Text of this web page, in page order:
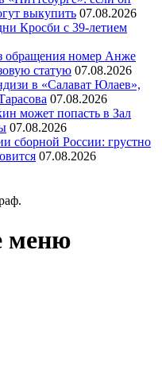
выкупить 07.08.2026
Кросби с 39-летием
обращения номер Анже
статую 07.08.2026
в «Салават Юлаев»,
07.08.2026
может попасть в Зал
07.08.2026
сборной России: грустно
07.08.2026
меню